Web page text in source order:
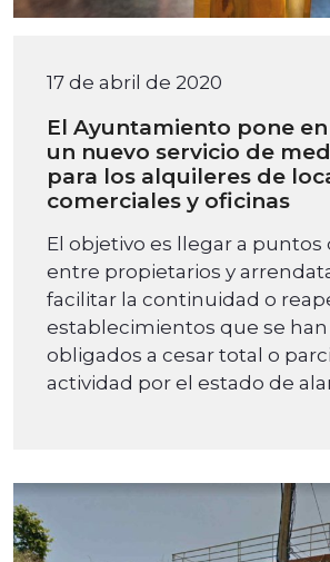
17 de abril de 2020
El Ayuntamiento pone
un nuevo servicio de
para los alquileres de
comerciales y oficinas
El objetivo es llegar a puntos
entre propietarios y
facilitar la continuidad o
establecimientos que se han
obligados a cesar total o
actividad por el estado de